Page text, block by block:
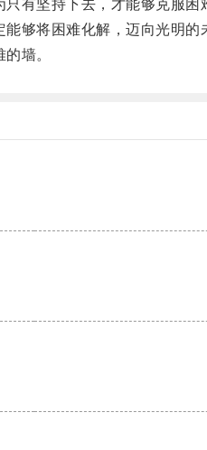
坚持下去，才能够克服困
够将困难化解，迈向光明的
墙。